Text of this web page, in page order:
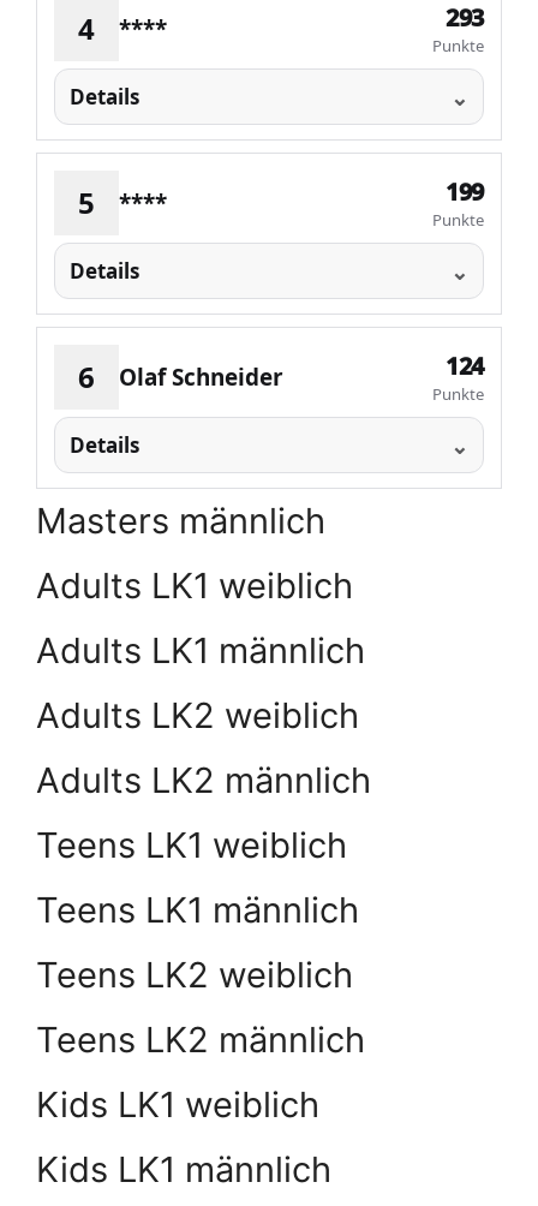
4 **** 293
Punkte
Details
5 **** 199
Punkte
Details
6 Olaf Schneider 124
Punkte
Details
Masters männlich
Adults LK1 weiblich
Adults LK1 männlich
Adults LK2 weiblich
Adults LK2 männlich
Teens LK1 weiblich
Teens LK1 männlich
Teens LK2 weiblich
Teens LK2 männlich
Kids LK1 weiblich
Kids LK1 männlich